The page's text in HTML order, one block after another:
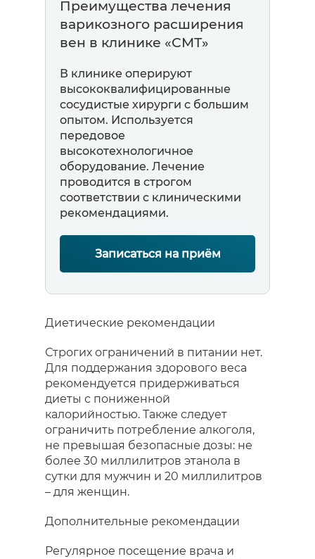
Преимущества лечения
варикозного расширения
вен в клинике «СМТ»
В клинике оперируют
высококвалифицированные
сосудистые хирурги с большим
опытом. Используется
передовое
высокотехнологичное
оборудование. Лечение
проводится в строгом
соответствии с клиническими
рекомендациями.
Записаться на приём
Диетические рекомендации
Строгих ограничений в питании нет.
Для поддержания здорового веса
рекомендуется придерживаться
диеты с пониженной
калорийностью. Также следует
ограничить потребление алкоголя,
не превышая безопасные дозы: не
более 30 миллилитров этанола в
сутки для мужчин и 20 миллилитров
– для женщин.
Дополнительные рекомендации
Регулярное посещение врача и